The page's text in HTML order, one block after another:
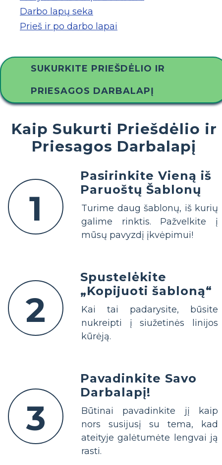
Darbo lapų seka
Prieš ir po darbo lapai
SUKURKITE PRIEŠDĖLIO IR
PRIESAGOS DARBALAPĮ
Kaip Sukurti Priešdėlio ir
Priesagos Darbalapį
1
Pasirinkite Vieną iš
Paruoštų Šablonų
Turime daug šablonų, iš kurių
galime rinktis. Pažvelkite į
mūsų pavyzdį įkvėpimui!
2
Spustelėkite
„Kopijuoti šabloną“
Kai tai padarysite, būsite
nukreipti į siužetinės linijos
kūrėją.
3
Pavadinkite Savo
Darbalapį!
Būtinai pavadinkite jį kaip
nors susijusį su tema, kad
ateityje galėtumėte lengvai ją
rasti.